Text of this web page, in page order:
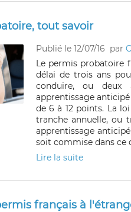
tout savoir
Publié le 12/07/16 par
Le permis probatoire
délai de trois ans
conduire, ou deux
apprentissage
de 6 à 12 points. La
tranche annuelle, ou
apprentissage
soit commise dans ce
Lire la suite
français à